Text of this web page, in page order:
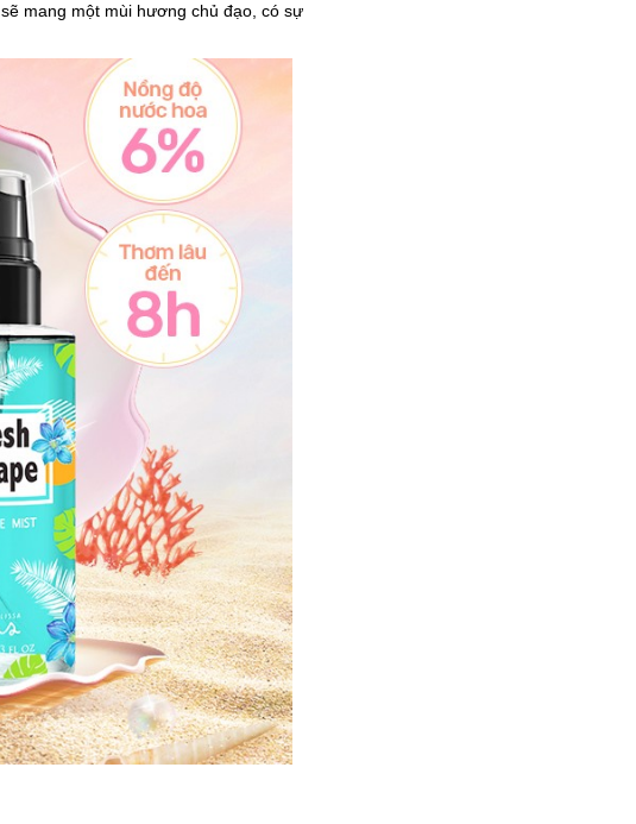
mang một mùi hương chủ đạo, có sự